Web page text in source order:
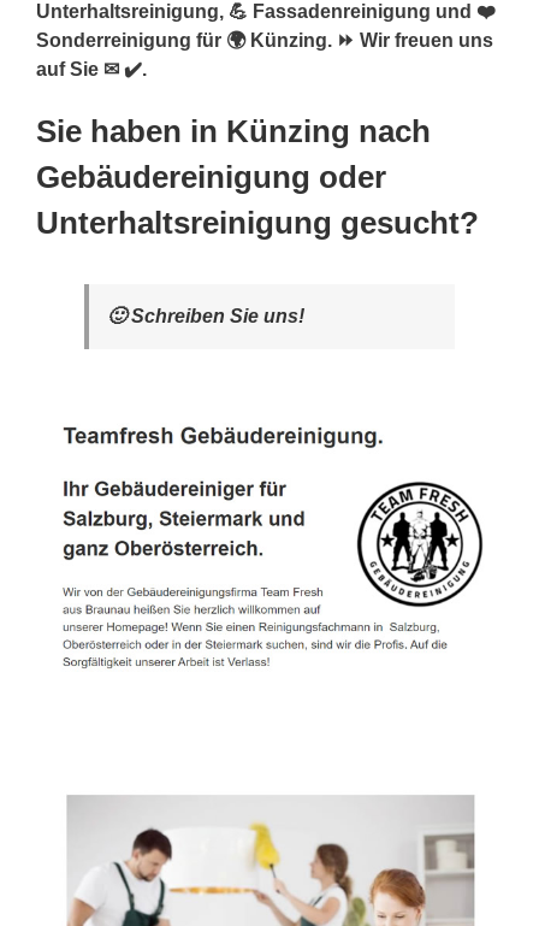
Unterhaltsreinigung, 💪 Fassadenreinigung und ❤️
Sonderreinigung für 🌍 Künzing. ⏩ Wir freuen uns
auf Sie ✉ ✔️.
Sie haben in Künzing nach
Gebäudereinigung oder
Unterhaltsreinigung gesucht?
🙂 Schreiben Sie uns!